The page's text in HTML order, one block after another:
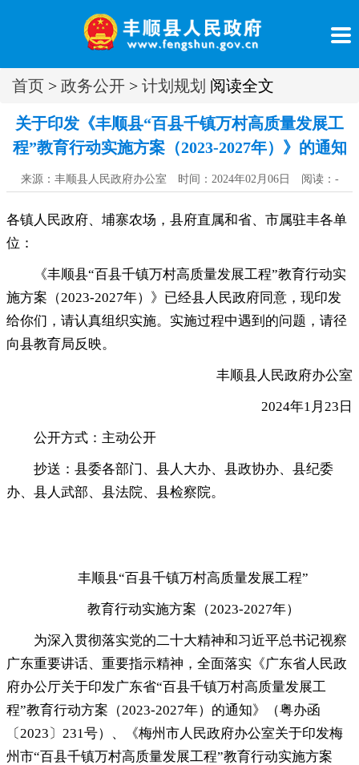
首页 > 政务公开 > 计划规划 阅读全文
关于印发《丰顺县“百县千镇万村高质量发展工
程”教育行动实施方案（2023-2027年）》的通知
来源：丰顺县人民政府办公室 时间：2024年02月06日 阅读： -
各镇人民政府、埔寨农场 ， 县府直属和省、市属驻丰各单
位：
《丰顺县“百县千镇万村高质量发展工程”教育行动实
施方案（2023-2027年）》已经县人民政府同意 ， 现印发
给你们，请认真组织实施。 实施过程中遇到的问题，请径
向县教育局反映。
丰顺县人民政府办公室
2024年1月23日
公开方式：主动公开
抄送：县委各部门、县人大办、县政协办、县纪委
办、县人武部、县法院、县检察院。
丰顺县“百县千镇万村高质量发展工程”
教育行动实施方案（2023-2027年）
为深入贯彻落实党的二十大精神和习近平总书记视察
广东重要讲话、重要指示精神 ， 全面落实《广东省人民政
府办公厅关于印发广东省“百县千镇万村高质量发展工
程”教育行动方案（2023-2027年）的通知》（粤办函
〔2023〕231号）、《梅州市人民政府办公室关于印发梅
州市“百县千镇万村高质量发展工程”教育行动实施方案